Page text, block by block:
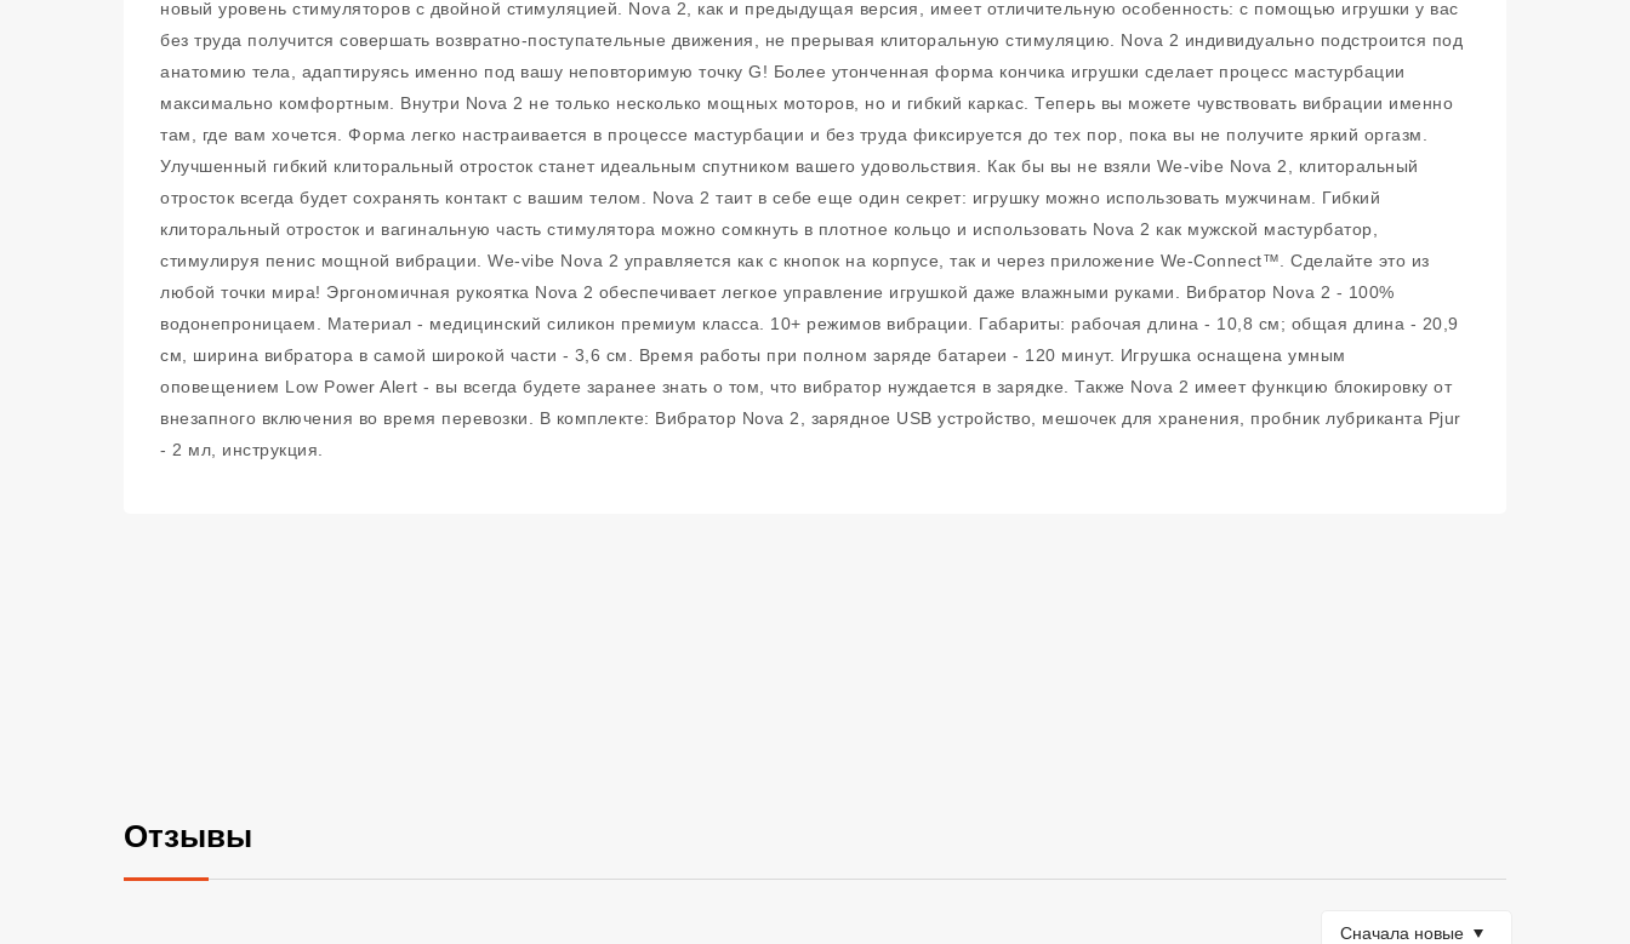
новый уровень стимуляторов с двойной стимуляцией. Nova 2, как и предыдущая версия, имеет отличительную особенность: с помощью игрушки у вас
без труда получится совершать возвратно-поступательные движения, не прерывая клиторальную стимуляцию. Nova 2 индивидуально подстроится под
анатомию тела, адаптируясь именно под вашу неповторимую точку G! Более утонченная форма кончика игрушки сделает процесс мастурбации
максимально комфортным. Внутри Nova 2 не только несколько мощных моторов, но и гибкий каркас. Теперь вы можете чувствовать вибрации именно
там, где вам хочется. Форма легко настраивается в процессе мастурбации и без труда фиксируется до тех пор, пока вы не получите яркий оргазм.
Улучшенный гибкий клиторальный отросток станет идеальным спутником вашего удовольствия. Как бы вы не взяли We-vibe Nova 2, клиторальный
отросток всегда будет сохранять контакт с вашим телом. Nova 2 таит в себе еще один секрет: игрушку можно использовать мужчинам. Гибкий
клиторальный отросток и вагинальную часть стимулятора можно сомкнуть в плотное кольцо и использовать Nova 2 как мужской мастурбатор,
стимулируя пенис мощной вибрации. We-vibe Nova 2 управляется как с кнопок на корпусе, так и через приложение We-Connect™. Сделайте это из
любой точки мира! Эргономичная рукоятка Nova 2 обеспечивает легкое управление игрушкой даже влажными руками. Вибратор Nova 2 - 100%
водонепроницаем. Материал - медицинский силикон премиум класса. 10+ режимов вибрации. Габариты: рабочая длина - 10,8 см; общая длина - 20,9
см, ширина вибратора в самой широкой части - 3,6 см. Время работы при полном заряде батареи - 120 минут. Игрушка оснащена умным
оповещением Low Power Alert - вы всегда будете заранее знать о том, что вибратор нуждается в зарядке. Также Nova 2 имеет функцию блокировку от
внезапного включения во время перевозки. В комплекте: Вибратор Nova 2, зарядное USB устройство, мешочек для хранения, пробник лубриканта Pjur
- 2 мл, инструкция.
Отзывы
Сортировать по
Сначала новые